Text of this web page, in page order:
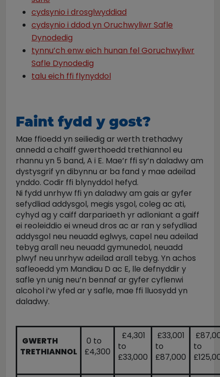
cydsynio i drosglwyddiad
cydsynio i ddod yn Oruchwyliwr Safle
Dynodedig
tynnu’ch enw eich hunan fel Goruchwyliwr
Safle Dynodedig
talu eich ffi flynyddol
Faint fydd y gost?
Mae ffioedd yn seiliedig ar werth trethadwy
annedd a chaiff gwerthoedd trethiannol eu
rhannu yn 5 band, A i E. Mae’r ffi sy’n daladwy am
dystysgrif yn dibynnu ar ba fand y mae adeilad
ynddo. Codir ffi blynyddol hefyd.
Ni fydd unrhyw ffi yn daladwy am gais ar gyfer
sefydliad addysgol, megis ysgol, coleg ac ati,
cyhyd ag y caiff darpariaeth yr adloniant a gaiff
ei reoleiddio ei wneud dros ac ar ran y sefydliad
addysgol neu neuadd eglwys, capel neu adeilad
tebyg arall neu neuadd gymunedol, neuadd
plwyf neu unrhyw adeilad arall tebyg. Yn achos
safleoedd ym Mandiau D ac E, lle defnyddir y
safle yn unig neu’n bennaf ar gyfer cyflenwi
alcohol i’w yfed ar y safle, mae ffi lluosydd yn
daladwy.
GWERTH
TRETHIANNOL
0 to
£4,300
£4,301
to
£33,000
£33,001
to
£87,000
to